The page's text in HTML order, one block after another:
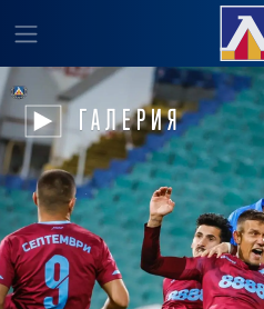
ГАЛЕРИЯ